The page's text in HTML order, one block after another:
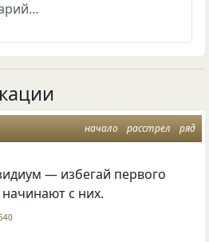
начало расстрел ряд
— избегай первого
с них.